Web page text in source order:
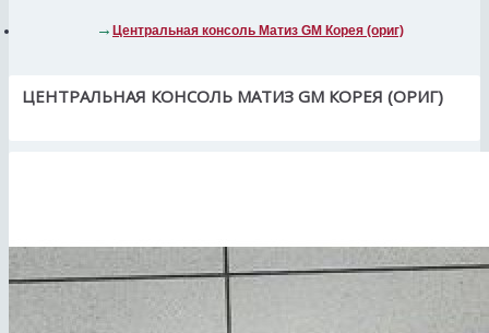
Центральная консоль Матиз GM Корея (ориг)
ЦЕНТРАЛЬНАЯ КОНСОЛЬ МАТИЗ GM КОРЕЯ (ОРИГ)